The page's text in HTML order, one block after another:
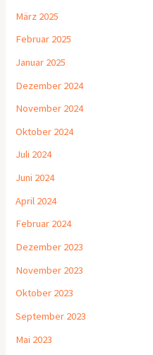
März 2025
Februar 2025
Januar 2025
Dezember 2024
November 2024
Oktober 2024
Juli 2024
Juni 2024
April 2024
Februar 2024
Dezember 2023
November 2023
Oktober 2023
September 2023
Mai 2023